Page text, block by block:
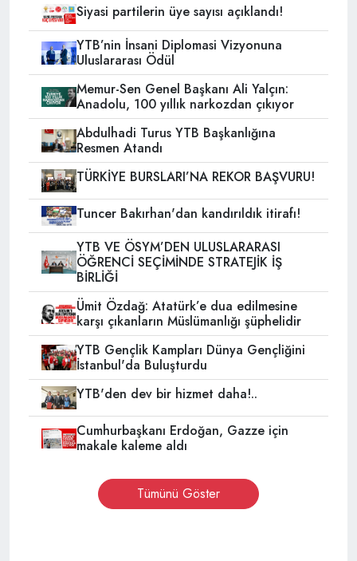
Siyasi partilerin üye sayısı açıklandı!
YTB’nin İnsani Diplomasi Vizyonuna
Uluslararası Ödül
Memur-Sen Genel Başkanı Ali Yalçın:
Anadolu, 100 yıllık narkozdan çıkıyor
Abdulhadi Turus YTB Başkanlığına
Resmen Atandı
TÜRKİYE BURSLARI’NA REKOR BAŞVURU!
Tuncer Bakırhan'dan kandırıldık itirafı!
YTB VE ÖSYM’DEN ULUSLARARASI
ÖĞRENCİ SEÇİMİNDE STRATEJİK İŞ
BİRLİĞİ
Ümit Özdağ: Atatürk’e dua edilmesine
karşı çıkanların Müslümanlığı şüphelidir
YTB Gençlik Kampları Dünya Gençliğini
İstanbul'da Buluşturdu
YTB'den dev bir hizmet daha!..
Cumhurbaşkanı Erdoğan, Gazze için
makale kaleme aldı
Tümünü Göster